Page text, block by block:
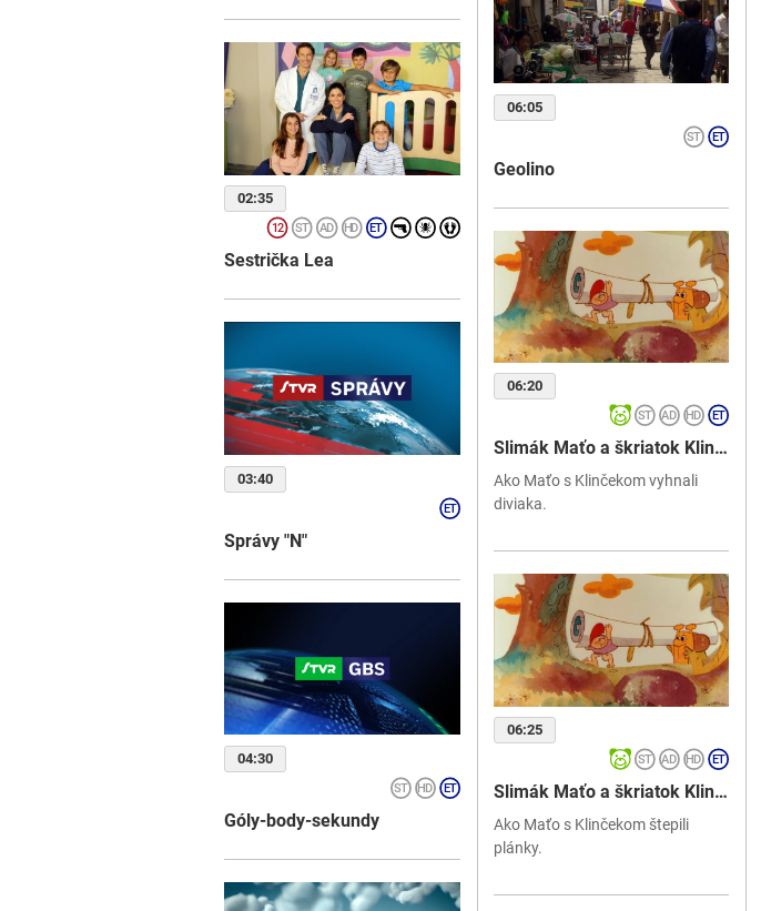
02:35
Sestrička Lea
03:40
Správy "N"
04:30
Góly-body-sekundy
06:05
Geolino
06:20
Slimák Maťo a škriatok Klinček
Ako Maťo s Klinčekom vyhnali
diviaka.
06:25
Slimák Maťo a škriatok Klinček
Ako Maťo s Klinčekom štepili
plánky.